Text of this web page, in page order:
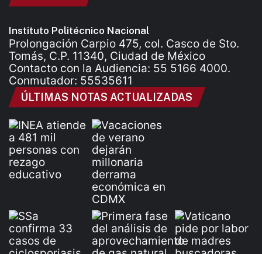
Instituto Politécnico Nacional
Prolongación Carpio 475, col. Casco de Sto.
Tomás, C.P. 11340, Ciudad de México
Contacto con la Audiencia: 55 5166 4000.
Conmutador: 55535611
ÚLTIMAS NOTAS ACTUALIZADAS